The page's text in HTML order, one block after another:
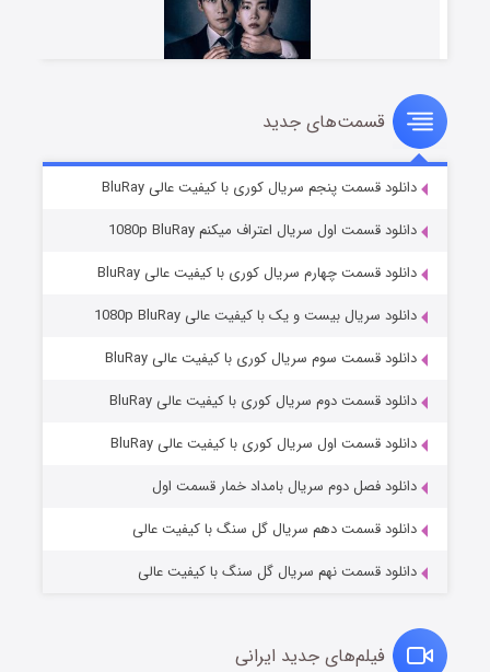
قسمت۸ (زیرنویس) منتشر شد
عملیات آپارتمان
قسمت۲ (زیرنویس) منتشر شد
قسمت‌های جدید
دانلود قسمت پنجم سریال کوری با کیفیت عالی BluRay
دانلود قسمت اول سریال اعتراف میکنم 1080p BluRay
دانلود قسمت چهارم سریال کوری با کیفیت عالی BluRay
دانلود سریال بیست و یک با کیفیت عالی 1080p BluRay
دانلود قسمت سوم سریال کوری با کیفیت عالی BluRay
دانلود قسمت دوم سریال کوری با کیفیت عالی BluRay
دانلود قسمت اول سریال کوری با کیفیت عالی BluRay
دانلود فصل دوم سریال بامداد خمار قسمت اول
دانلود قسمت دهم سریال گل سنگ با کیفیت عالی
دانلود قسمت نهم سریال گل سنگ با کیفیت عالی
فیلم‌های جدید ایرانی